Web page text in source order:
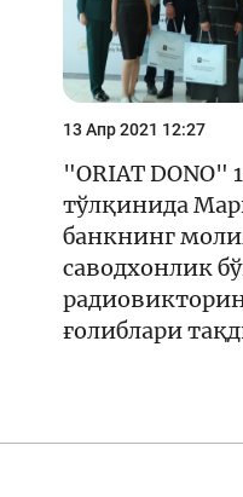
13 Апр 2021 12:27
"ORIAT DONO"
тўлқинида
банкнинг
саводхонлик
ғолиблари